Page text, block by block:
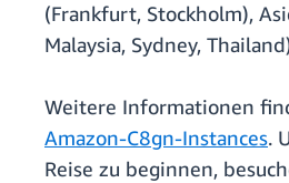
(Frankfurt, Stockholm),
Malaysia, Sydney,
Weitere Informationen
Amazon-C8gn-Instances.
Reise zu beginnen,